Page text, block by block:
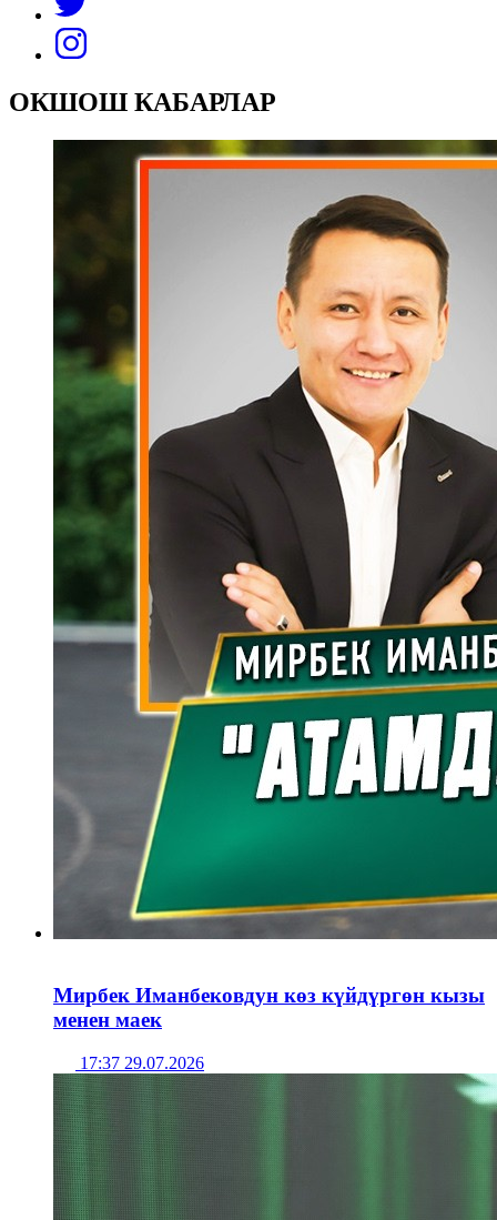
ОКШОШ КАБАРЛАР
Мирбек Иманбековдун көз күйдүргөн кызы
менен маек
17:37 29.07.2026